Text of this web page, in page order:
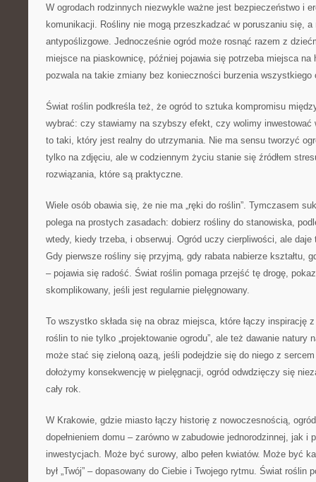
W ogrodach rodzinnych niezwykle ważne jest bezpieczeństwo i
komunikacji. Rośliny nie mogą przeszkadzać w poruszaniu się,
antypoślizgowe. Jednocześnie ogród może rosnąć razem z
miejsce na piaskownicę, później pojawia się potrzeba miejsca na
pozwala na takie zmiany bez konieczności burzenia wszystkiego
Świat roślin podkreśla też, że ogród to sztuka kompromisu
wybrać: czy stawiamy na szybszy efekt, czy wolimy inwestować
to taki, który jest realny do utrzymania. Nie ma sensu tworzyć
tylko na zdjęciu, ale w codziennym życiu stanie się źródłem
rozwiązania, które są praktyczne.
Wiele osób obawia się, że nie ma „ręki do roślin”. Tymczasem
polega na prostych zasadach: dobierz rośliny do stanowiska,
wtedy, kiedy trzeba, i obserwuj. Ogród uczy cierpliwości, ale
Gdy pierwsze rośliny się przyjmą, gdy rabata nabierze kształtu,
– pojawia się radość. Świat roślin pomaga przejść tę drogę,
skomplikowany, jeśli jest regularnie pielęgnowany.
To wszystko składa się na obraz miejsca, które łączy inspirację
roślin to nie tylko „projektowanie ogrodu”, ale też dawanie natury
może stać się zieloną oazą, jeśli podejdzie się do niego z
dołożymy konsekwencję w pielęgnacji, ogród odwdzięczy się
cały rok.
W Krakowie, gdzie miasto łączy historię z nowoczesnością,
dopełnieniem domu – zarówno w zabudowie jednorodzinnej, jak i
inwestycjach. Może być surowy, albo pełen kwiatów. Może być
był „Twój” – dopasowany do Ciebie i Twojego rytmu. Świat roślin